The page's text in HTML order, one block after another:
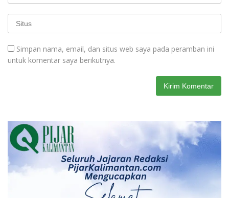
Simpan nama, email, dan situs web saya pada peramban ini
untuk komentar saya berikutnya.